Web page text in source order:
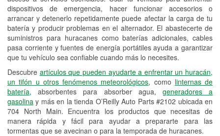
dispositivos de emergencia, hacer funcionar accesorios o
arrancar y detenerlo repetidamente puede afectar la carga de tu
batería y producir problemas en el alternador. El abastecerte de
suministros para huracanes como baterías adicionales, cables
pasa corriente y fuentes de energía portátiles ayuda a garantizar
que tu vehículo sea confiable cuando más lo necesites.
Descubre artículos que pueden ayudarte a enfrentar un huracán,
un tifón u otros fenómenos meteorológicos, como linternas de
batería, absorbentes para absorber agua, generadores a
gasolina y más en la tienda O’Reilly Auto Parts #2102 ubicada en
704 North Main. Encuentra los productos que necesitas de
manera rápida y fácil para ayudar a prepararte para las
tormentas que se avecinan o para la temporada de huracanes.
Hurricane Supplies
Tornado Supplies
Conoce más
Idiomas adicionales
Español